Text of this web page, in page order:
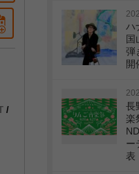
/
ハ
国
弾
開
長
楽
ー
表